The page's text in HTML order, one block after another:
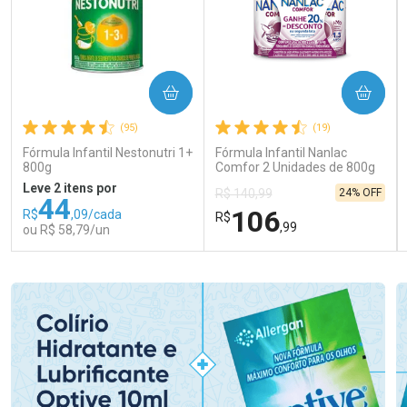
(95)
Fórmula Infantil Nestonutri 1+
800g
Leve 2 itens por
R$44,09/cada
ou R$ 58,79/un
COMPRAR
(19)
Fórmula Infantil Nanlac
Comfor 2 Unidades de 800g
R$ 140,99
R$106,99
24% OFF
COMPRAR
Laboratório
Por Menos